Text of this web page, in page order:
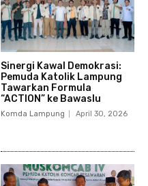
Sinergi Kawal Demokrasi:
Pemuda Katolik Lampung
Tawarkan Formula
“ACTION” ke Bawaslu
Komda Lampung April 30, 2026